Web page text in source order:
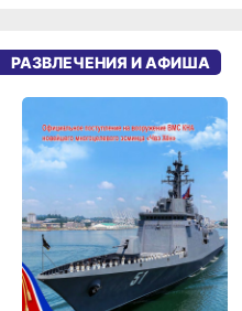
РАЗВЛЕЧЕНИЯ И АФИША